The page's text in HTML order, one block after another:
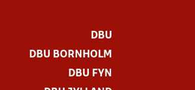
DBU
DBU BORNHOLM
DBU FYN